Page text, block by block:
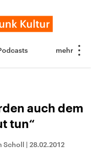
auch dem
tun“
Scholl | 28.02.2012